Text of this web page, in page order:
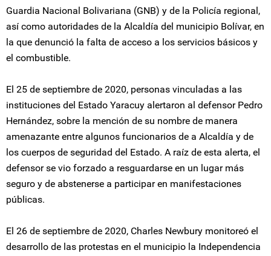
Guardia Nacional Bolivariana (GNB) y de la Policía regional,
así como autoridades de la Alcaldía del municipio Bolívar, en
la que denunció la falta de acceso a los servicios básicos y
el combustible.
El 25 de septiembre de 2020, personas vinculadas a las
instituciones del Estado Yaracuy alertaron al defensor Pedro
Hernández, sobre la mención de su nombre de manera
amenazante entre algunos funcionarios de a Alcaldía y de
los cuerpos de seguridad del Estado. A raíz de esta alerta, el
defensor se vio forzado a resguardarse en un lugar más
seguro y de abstenerse a participar en manifestaciones
públicas.
El 26 de septiembre de 2020, Charles Newbury monitoreó el
desarrollo de las protestas en el municipio la Independencia